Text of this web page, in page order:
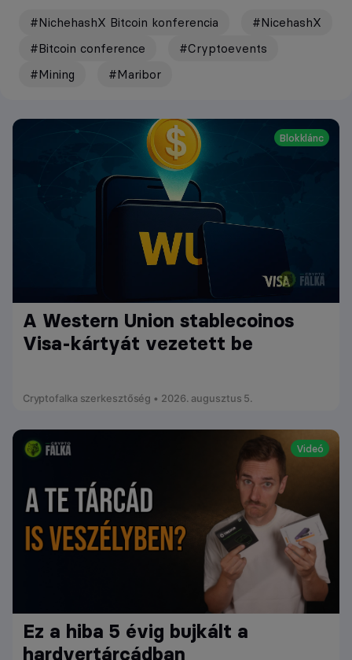
#NichehashX Bitcoin konferencia
#NicehashX
#Bitcoin conference
#Cryptoevents
#Mining
#Maribor
Blokklánc
A Western Union stablecoinos
Visa-kártyát vezetett be
Cryptofalka szerkesztőség • 2026. augusztus 5.
Videó
Ez a hiba 5 évig bujkált a
hardvertárcádban